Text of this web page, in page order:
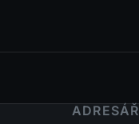
ADRESÁŘ